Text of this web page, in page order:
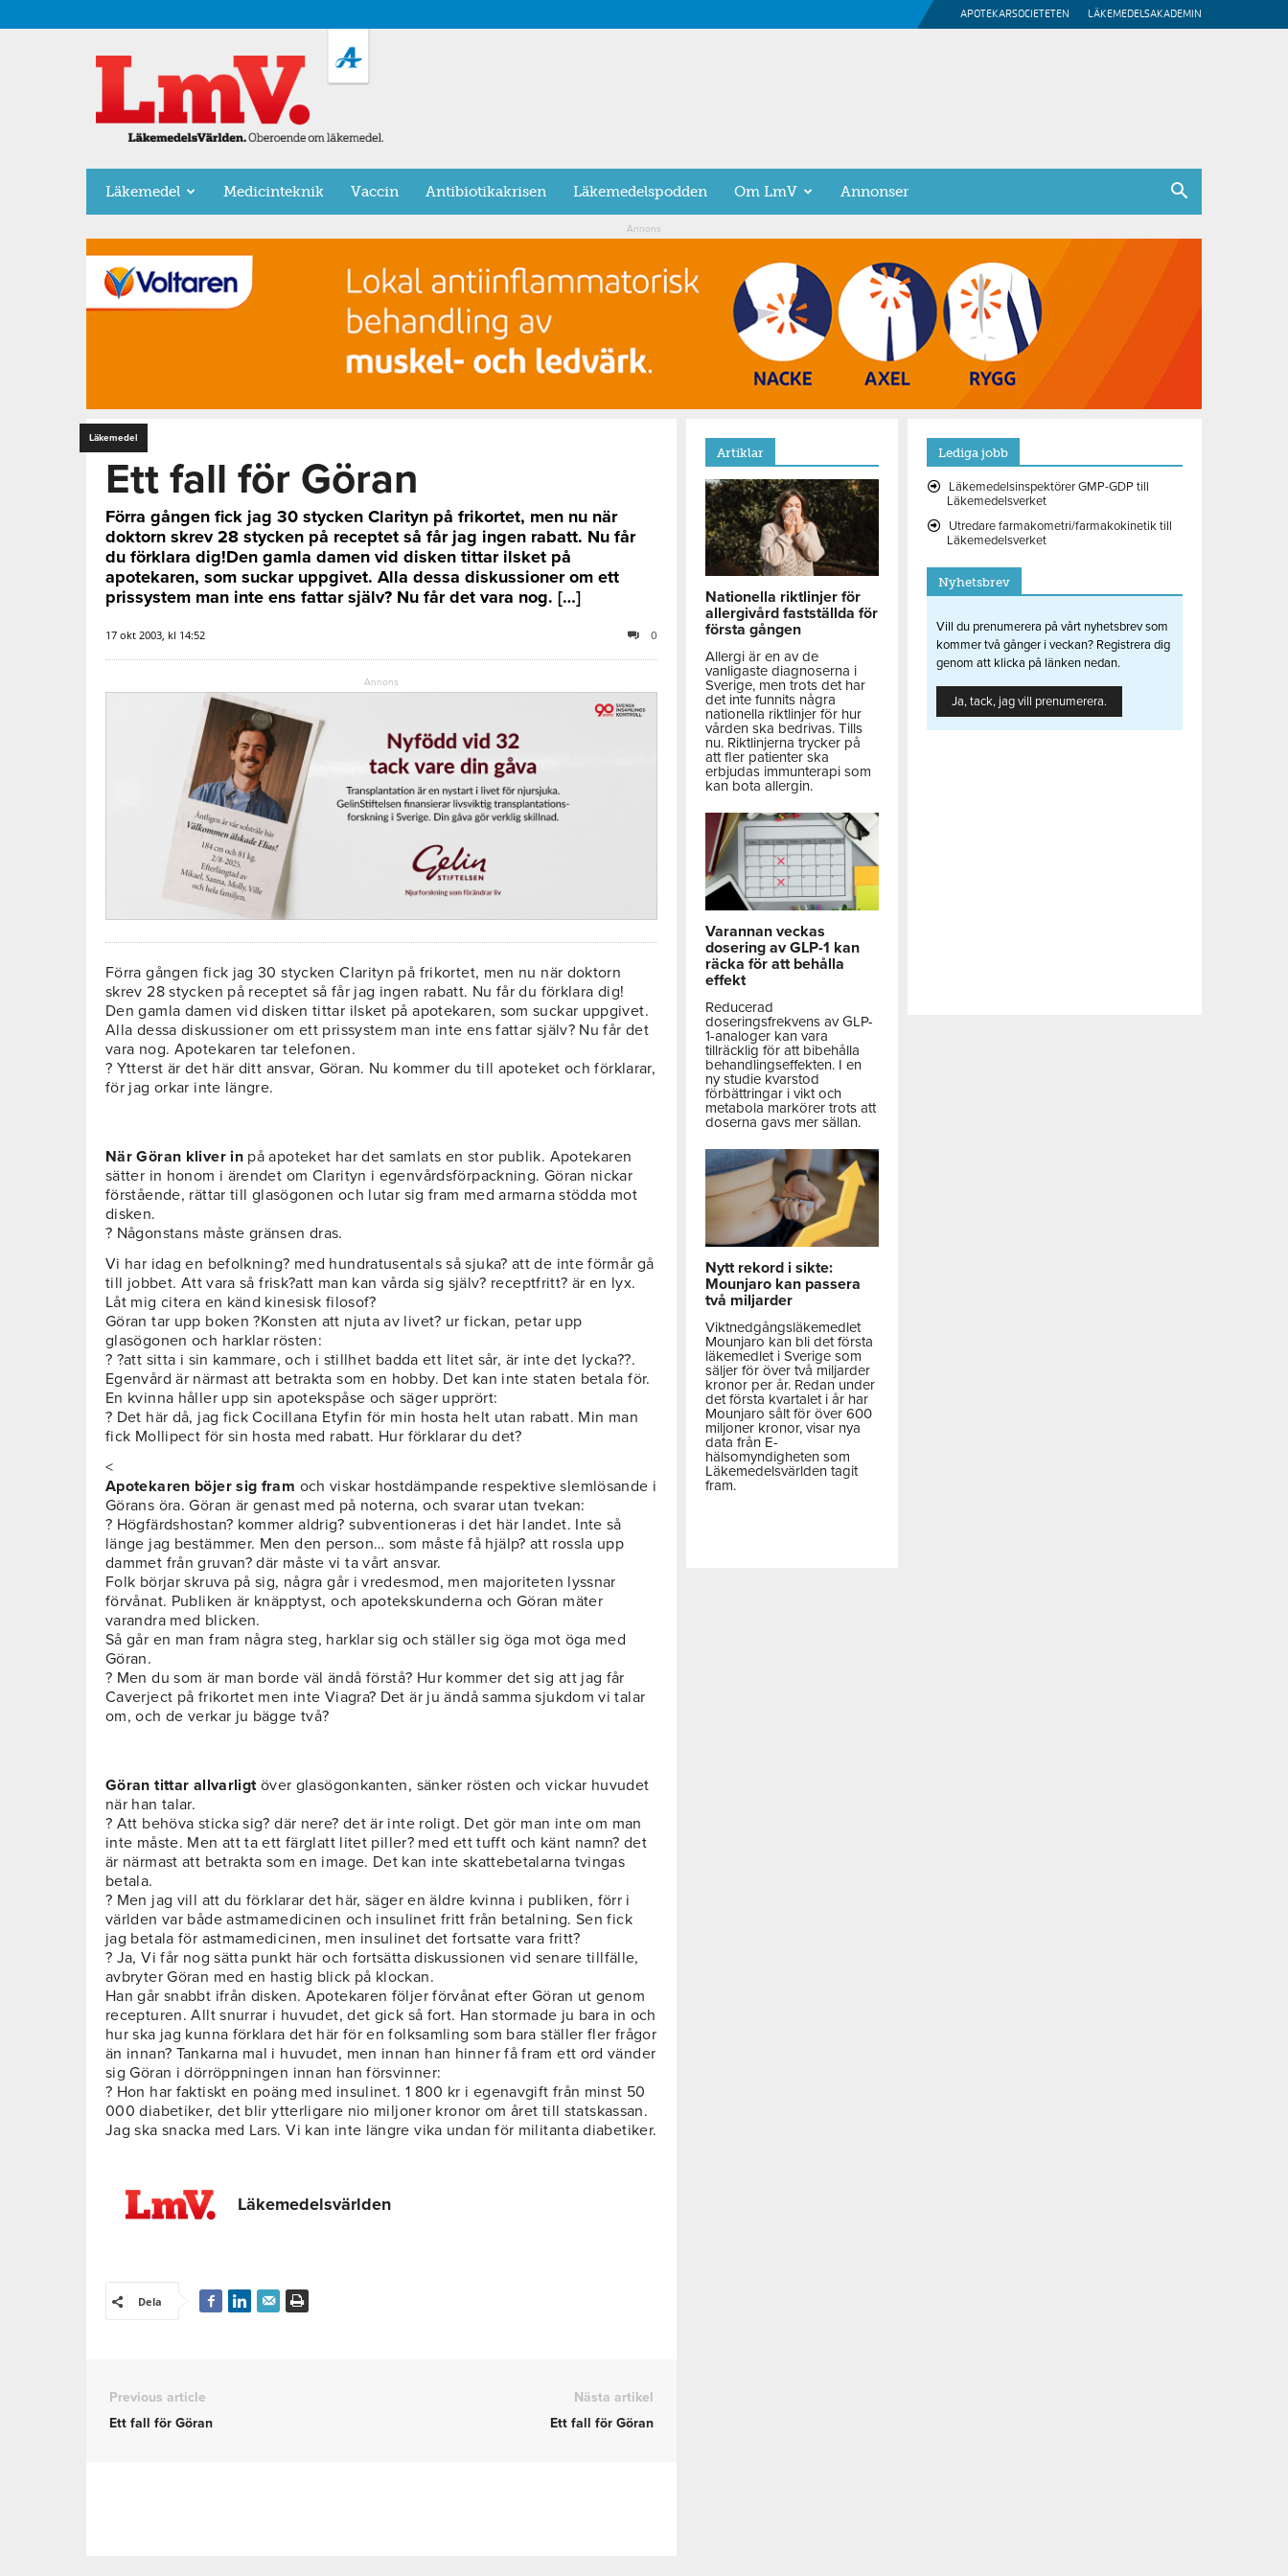
APOTEKARSOCIETETEN LÄKEMEDELSAKADEMIN
LäkemedelsVärlden
Läkemedel Medicinteknik Vaccin Antibiotikakrisen Läkemedelspodden Om LmV Annonser
Annons
Läkemedel
Ett fall för Göran
Förra gången fick jag 30 stycken Clarityn på frikortet, men nu när
doktorn skrev 28 stycken på receptet så får jag ingen rabatt. Nu får
du förklara dig!Den gamla damen vid disken tittar ilsket på
apotekaren, som suckar uppgivet. Alla dessa diskussioner om ett
prissystem man inte ens fattar själv? Nu får det vara nog. […]
17 okt 2003, kl 14:52 0
Annons
Förra gången fick jag 30 stycken Clarityn på frikortet, men nu när doktorn
skrev 28 stycken på receptet så får jag ingen rabatt. Nu får du förklara dig!
Den gamla damen vid disken tittar ilsket på apotekaren, som suckar uppgivet.
Alla dessa diskussioner om ett prissystem man inte ens fattar själv? Nu får det
vara nog. Apotekaren tar telefonen.
? Ytterst är det här ditt ansvar, Göran. Nu kommer du till apoteket och förklarar,
för jag orkar inte längre.
När Göran kliver in på apoteket har det samlats en stor publik. Apotekaren
sätter in honom i ärendet om Clarityn i egenvårdsförpackning. Göran nickar
förstående, rättar till glasögonen och lutar sig fram med armarna stödda mot
disken.
? Någonstans måste gränsen dras.
Vi har idag en befolkning? med hundratusentals så sjuka? att de inte förmår gå
till jobbet. Att vara så frisk?att man kan vårda sig själv? receptfritt? är en lyx.
Låt mig citera en känd kinesisk filosof?
Göran tar upp boken ?Konsten att njuta av livet? ur fickan, petar upp
glasögonen och harklar rösten:
? ?att sitta i sin kammare, och i stillhet badda ett litet sår, är inte det lycka??.
Egenvård är närmast att betrakta som en hobby. Det kan inte staten betala för.
En kvinna håller upp sin apotekspåse och säger upprört:
? Det här då, jag fick Cocillana Etyfin för min hosta helt utan rabatt. Min man
fick Mollipect för sin hosta med rabatt. Hur förklarar du det?
<
Apotekaren böjer sig fram och viskar hostdämpande respektive slemlösande i
Görans öra. Göran är genast med på noterna, och svarar utan tvekan:
? Högfärdshostan? kommer aldrig? subventioneras i det här landet. Inte så
länge jag bestämmer. Men den person… som måste få hjälp? att rossla upp
dammet från gruvan? där måste vi ta vårt ansvar.
Folk börjar skruva på sig, några går i vredesmod, men majoriteten lyssnar
förvånat. Publiken är knäpptyst, och apotekskunderna och Göran mäter
varandra med blicken.
Så går en man fram några steg, harklar sig och ställer sig öga mot öga med
Göran.
? Men du som är man borde väl ändå förstå? Hur kommer det sig att jag får
Caverject på frikortet men inte Viagra? Det är ju ändå samma sjukdom vi talar
om, och de verkar ju bägge två?
Göran tittar allvarligtöver glasögonkanten, sänker rösten och vickar huvudet
när han talar.
? Att behöva sticka sig? där nere? det är inte roligt. Det gör man inte om man
inte måste. Men att ta ett färglatt litet piller? med ett tufft och känt namn? det
är närmast att betrakta som en image. Det kan inte skattebetalarna tvingas
betala.
? Men jag vill att du förklarar det här, säger en äldre kvinna i publiken, förr i
världen var både astmamedicinen och insulinet fritt från betalning. Sen fick
jag betala för astmamedicinen, men insulinet det fortsatte vara fritt?
? Ja, Vi får nog sätta punkt här och fortsätta diskussionen vid senare tillfälle,
avbryter Göran med en hastig blick på klockan.
Han går snabbt ifrån disken. Apotekaren följer förvånat efter Göran ut genom
recepturen. Allt snurrar i huvudet, det gick så fort. Han stormade ju bara in och
hur ska jag kunna förklara det här för en folksamling som bara ställer fler frågor
än innan? Tankarna mal i huvudet, men innan han hinner få fram ett ord vänder
sig Göran i dörröppningen innan han försvinner:
? Hon har faktiskt en poäng med insulinet. 1 800 kr i egenavgift från minst 50
000 diabetiker, det blir ytterligare nio miljoner kronor om året till statskassan.
Jag ska snacka med Lars. Vi kan inte längre vika undan för militanta diabetiker.
Läkemedelsvärlden
Dela
Previous article
Ett fall för Göran
Nästa artikel
Ett fall för Göran
Artiklar
Nationella riktlinjer för
allergivård fastställda för
första gången
Allergi är en av de
vanligaste diagnoserna i
Sverige, men trots det har
det inte funnits några
nationella riktlinjer för hur
vården ska bedrivas. Tills
nu. Riktlinjerna trycker på
att fler patienter ska
erbjudas immunterapi som
kan bota allergin.
Varannan veckas
dosering av GLP-1 kan
räcka för att behålla
effekt
Reducerad
doseringsfrekvens av GLP-
1-analoger kan vara
tillräcklig för att bibehålla
behandlingseffekten. I en
ny studie kvarstod
förbättringar i vikt och
metabola markörer trots att
doserna gavs mer sällan.
Nytt rekord i sikte:
Mounjaro kan passera
två miljarder
Viktnedgångsläkemedlet
Mounjaro kan bli det första
läkemedlet i Sverige som
säljer för över två miljarder
kronor per år. Redan under
det första kvartalet i år har
Mounjaro sålt för över 600
miljoner kronor, visar nya
data från E-
hälsomyndigheten som
Läkemedelsvärlden tagit
fram.
Lediga jobb
Läkemedelsinspektörer GMP-GDP till
Läkemedelsverket
Utredare farmakometri/farmakokinetik till
Läkemedelsverket
Nyhetsbrev
Vill du prenumerera på vårt nyhetsbrev som
kommer två gånger i veckan? Registrera dig
genom att klicka på länken nedan.
Ja, tack, jag vill prenumerera.